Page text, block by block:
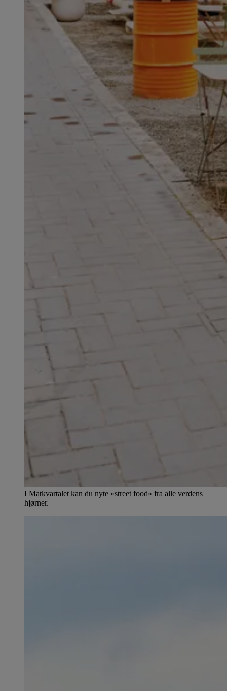
I Matkvartalet kan du nyte «street food» fra alle verdens
hjørner.